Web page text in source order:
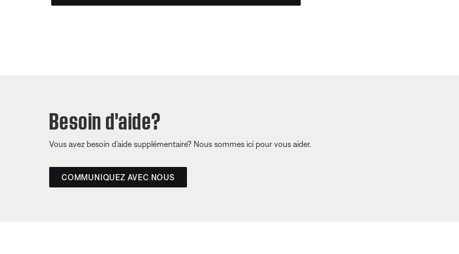
Besoin d’aide?
Vous avez besoin d’aide supplémentaire? Nous sommes ici pour vous aider.
COMMUNIQUEZ AVEC NOUS